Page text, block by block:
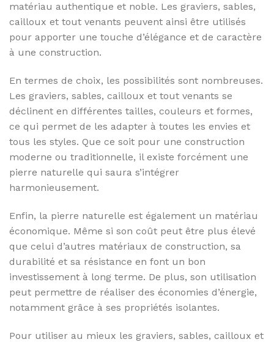
matériau authentique et noble. Les graviers, sables,
cailloux et tout venants peuvent ainsi être utilisés
pour apporter une touche d’élégance et de caractère
à une construction.
En termes de choix, les possibilités sont nombreuses.
Les graviers, sables, cailloux et tout venants se
déclinent en différentes tailles, couleurs et formes,
ce qui permet de les adapter à toutes les envies et
tous les styles. Que ce soit pour une construction
moderne ou traditionnelle, il existe forcément une
pierre naturelle qui saura s’intégrer
harmonieusement.
Enfin, la pierre naturelle est également un matériau
économique. Même si son coût peut être plus élevé
que celui d’autres matériaux de construction, sa
durabilité et sa résistance en font un bon
investissement à long terme. De plus, son utilisation
peut permettre de réaliser des économies d’énergie,
notamment grâce à ses propriétés isolantes.
Pour utiliser au mieux les graviers, sables, cailloux et